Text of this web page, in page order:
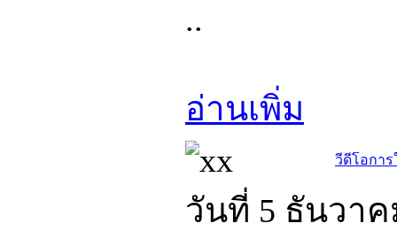
..
อ่านเพิ่ม
วีดีโอการ
วันที่ 5 ธันวาค